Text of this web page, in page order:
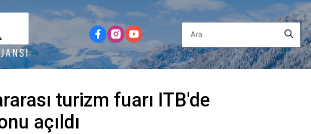
turizm fuarı ITB'de
açıldı